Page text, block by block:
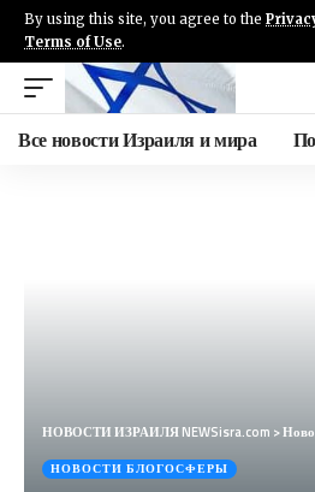
By using this site, you agree to the
Terms of Use.
Все новости Израиля и мира
НОВОСТИ ИЗРАИЛЯ NEWSisra.com >
НОВОСТИ БЛОГОСФЕРЫ